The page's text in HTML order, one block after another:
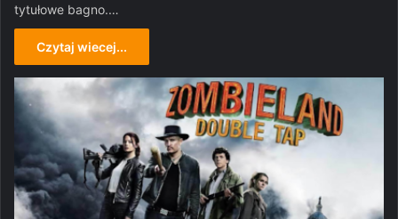
tytułowe bagno.…
Czytaj wiecej...